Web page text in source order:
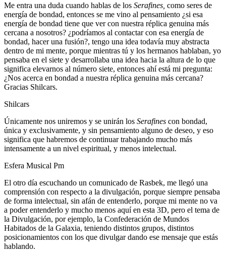
Me entra una duda cuando hablas de los Serafines, como seres de
energía de bondad, entonces se me vino al pensamiento ¿si esa
energía de bondad tiene que ver con nuestra réplica genuina más
cercana a nosotros? ¿podríamos al contactar con esa energía de
bondad, hacer una fusión?, tengo una idea todavía muy abstracta
dentro de mi mente, porque mientras tú y los hermanos hablaban, yo
pensaba en el siete y desarrollaba una idea hacia la altura de lo que
significa elevarnos al número siete, entonces ahí está mi pregunta:
¿Nos acerca en bondad a nuestra réplica genuina más cercana?
Gracias Shilcars.
Shilcars
Únicamente nos uniremos y se unirán los Serafines con bondad,
única y exclusivamente, y sin pensamiento alguno de deseo, y eso
significa que habremos de continuar trabajando mucho más
intensamente a un nivel espiritual, y menos intelectual.
Esfera Musical Pm
El otro día escuchando un comunicado de Rasbek, me llegó una
comprensión con respecto a la divulgación, porque siempre pensaba
de forma intelectual, sin afán de entenderlo, porque mi mente no va
a poder entenderlo y mucho menos aquí en esta 3D, pero el tema de
la Divulgación, por ejemplo, la Confederación de Mundos
Habitados de la Galaxia, teniendo distintos grupos, distintos
posicionamientos con los que divulgar dando ese mensaje que estás
hablando.